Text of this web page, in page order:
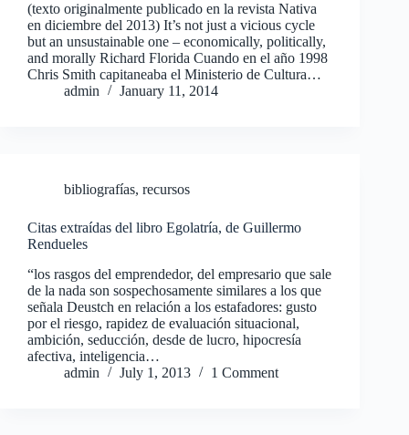
(texto originalmente publicado en la revista Nativa
en diciembre del 2013) It’s not just a vicious cycle
but an unsustainable one – economically, politically,
and morally Richard Florida Cuando en el año 1998
Chris Smith capitaneaba el Ministerio de Cultura…
admin
January 11, 2014
bibliografías, recursos
Citas extraídas del libro Egolatría, de Guillermo
Rendueles
“los rasgos del emprendedor, del empresario que sale
de la nada son sospechosamente similares a los que
señala Deustch en relación a los estafadores: gusto
por el riesgo, rapidez de evaluación situacional,
ambición, seducción, desde de lucro, hipocresía
afectiva, inteligencia…
admin
July 1, 2013 1 Comment